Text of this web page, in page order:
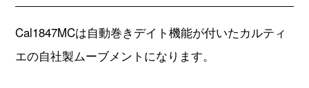
Cal1847MCは自動巻きデイト機能が付いたカルティ
エの自社製ムーブメントになります。